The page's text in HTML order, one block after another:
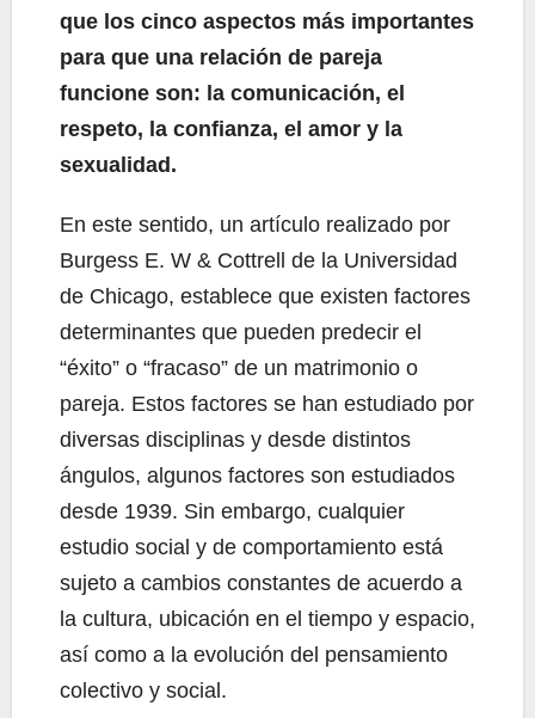
que los cinco aspectos más importantes
para que una relación de pareja
funcione son: la comunicación, el
respeto, la confianza, el amor y la
sexualidad.
En este sentido, un artículo realizado por
Burgess E. W & Cottrell de la Universidad
de Chicago, establece que existen factores
determinantes que pueden predecir el
“éxito” o “fracaso” de un matrimonio o
pareja. Estos factores se han estudiado por
diversas disciplinas y desde distintos
ángulos, algunos factores son estudiados
desde 1939. Sin embargo, cualquier
estudio social y de comportamiento está
sujeto a cambios constantes de acuerdo a
la cultura, ubicación en el tiempo y espacio,
así como a la evolución del pensamiento
colectivo y social.